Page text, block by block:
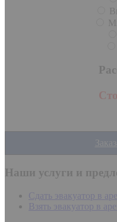
Наши услуги и
Сдать эвакуатор в
Взять эвакуатор в